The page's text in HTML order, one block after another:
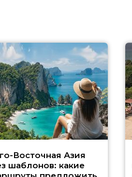
Восточная Азия
шаблонов: какие